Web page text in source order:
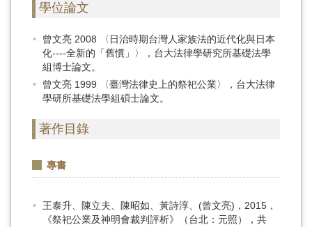
學位論文
曾文亮 2008 〈日治時期台灣人家族法的近代化與日本
化----全新的「舊慣」〉，台大法律學研究所基礎法學
組博士論文。
曾文亮 1999 〈臺灣法律史上的祭祀公業〉，台大法律
學研所基礎法學組碩士論文。
著作目錄
專書
王泰升、陳立夫、陳昭如、黃詩淳、(曾文亮)，2015，
《祭祀公業及神明會裁判評析》（台北：元照），共